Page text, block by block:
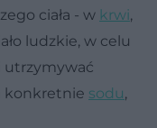
ciała - w krwi,
ludzkie, w celu
utrzymywać
konkretnie sodu,